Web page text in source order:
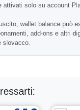
carta regalo
registrati in
è impostato su un
sempre la
il tuo ordine.
la
di valore
attivati solo su account
wallet balance può
add-ons e altri
slovacco.